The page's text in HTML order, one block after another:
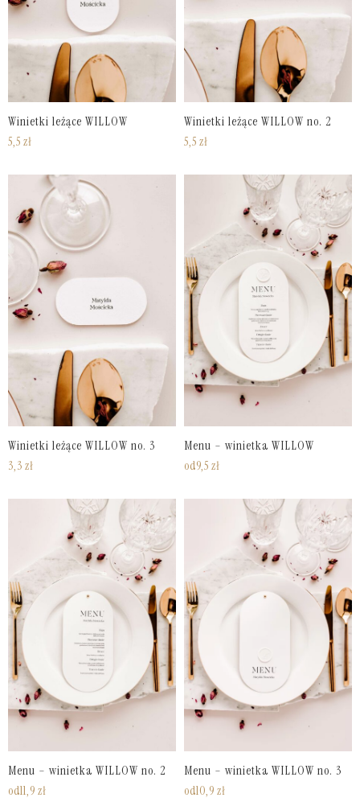
Winietki leżące WILLOW
5,5 zł
Winietki leżące WILLOW no. 2
5,5 zł
Winietki leżące WILLOW no. 3
3,3 zł
Menu – winietka WILLOW
od9,5 zł
Menu – winietka WILLOW no. 2
od11,9 zł
Menu – winietka WILLOW no. 3
od10,9 zł